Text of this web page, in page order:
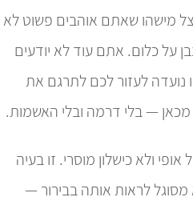
מישהו שאתם אוהבים פשוט לא
כלום. אתם עוד לא יודעים
לעזור לכם לתרגם את
מכאן — בלי דרמה ובלי האשמות.
ולא כישלון מוסרי. זו בעיה
לראות אותה בבירור —